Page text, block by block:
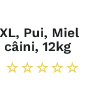
Pui, Miel
12kg
☆☆☆☆☆